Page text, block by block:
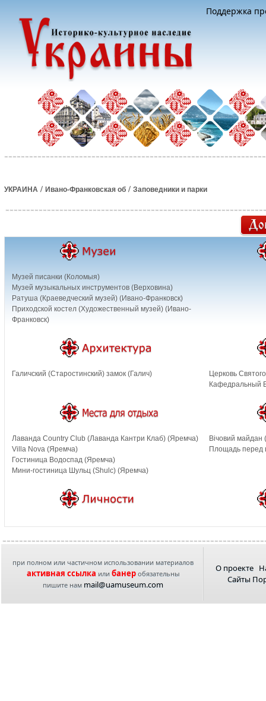
Поддержка
УКРАИНА / Ивано-Франковская об / Заповедники и парки
Музей писанки (Коломыя)
Музей музыкальных инструментов (Верховина)
Ратуша (Краеведческий музей) (Ивано-Франковск)
Приходской костел (Художественный музей) (Ивано-
Франковск)
Галичский (Старостинский) замок (Галич)
Церковь
Кафедральный
Лаванда Country Club (Лаванда Кантри Клаб) (Яремча)
Villa Nova (Яремча)
Гостиница Водоспад (Яремча)
Мини-гостиница Шульц (Shulc) (Яремча)
Вічовий майдан
Площадь перед
при полном или частичном использовании материалов
активная ссылка или банеробязательны
пишите нам mail@uamuseum.com
О проекте
Сайты